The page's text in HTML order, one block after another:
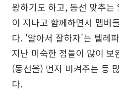
왕하기도 하고, 동선 맞추는
이 지나고 함께하면서 멤버
다. '알아서 잘하자'는 텔레
지난 미숙한 점들이 많이 보
(동선을) 먼저 비켜주는 등
다.